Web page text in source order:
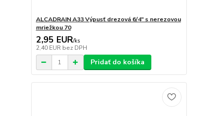
ALCADRAIN A33 Výpusť drezová 6/4" s nerezovou
mriežkou 70
2,95 EUR/ks
2,40 EUR bez DPH
Pridať do košíka